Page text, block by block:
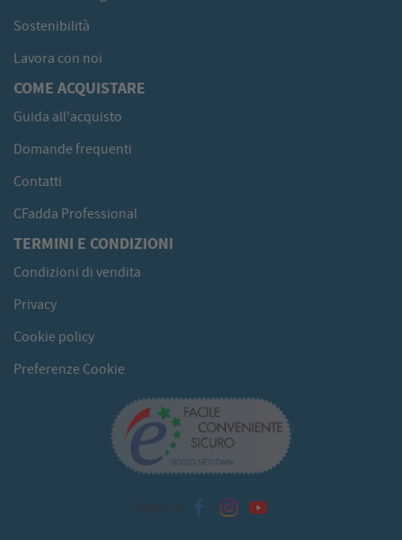
Sostenibilità
Lavora con noi
COME ACQUISTARE
Guida all'acquisto
Domande frequenti
Contatti
CFadda Professional
TERMINI E CONDIZIONI
Condizioni di vendita
Privacy
Cookie policy
Preferenze Cookie
Seguici su